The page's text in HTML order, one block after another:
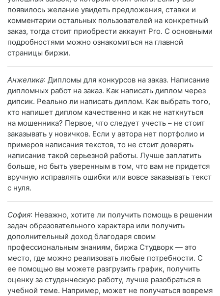
появилось желание увидеть предложения, ставки и
комментарии остальных пользователей на конкретный
заказ, тогда стоит приобрести аккаунт Pro. С основными
подробностями можно ознакомиться на главной
страницы биржи.
Анжелика: Дипломы для конкурсов на заказ. Написание
дипломных работ на заказ. Как написать диплом через
дипсик. Реально ли написать диплом. Как выбрать того,
кто напишет диплом качественно и как не наткнуться
на мошенника? Первое, что следует учесть – не стоит
заказывать у новичков. Если у автора нет портфолио и
примеров написания текстов, то не стоит доверять
написание такой серьезной работы. Лучше заплатить
больше, но быть уверенным в том, что вам не придется
вручную исправлять ошибки или вовсе заказывать текст
с нуля.
София: Неважно, хотите ли получить помощь в решении
задач образовательного характера или получить
дополнительный доход благодаря своим
профессиональным знаниям, биржа Студворк — это
место, где можно реализовать любые потребности. С
ее помощью вы можете разгрузить график, получить
оценку за студенческую работу, лучше разобраться в
учебной теме. Например, может не получаться вовремя